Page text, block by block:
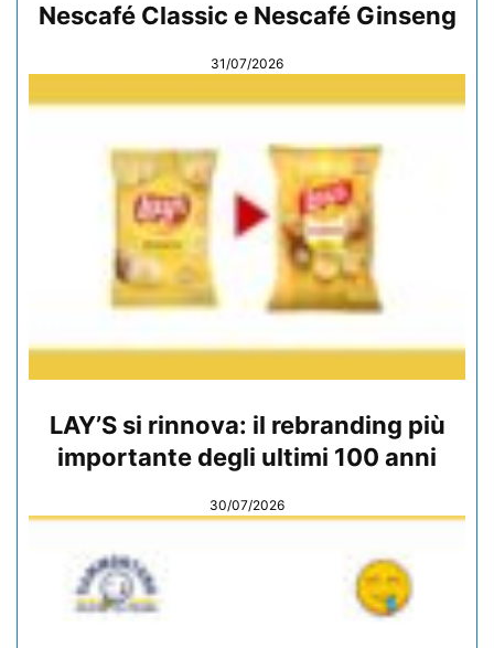
Nescafé Classic e Nescafé Ginseng
31/07/2026
LAY’S si rinnova: il rebranding più
importante degli ultimi 100 anni
30/07/2026